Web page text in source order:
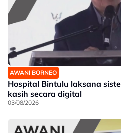
AWANI BORNEO
Hospital Bintulu laksana
kasih secara digital
03/08/2026